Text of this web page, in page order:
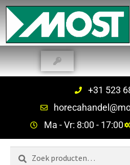
+31 523
Ma - Vr: 8:00 - 17:00
Zoeken